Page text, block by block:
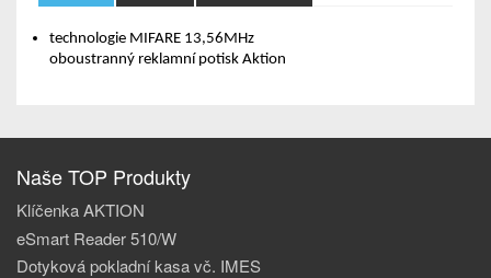
technologie MIFARE 13,56MHz
oboustranný reklamní potisk Aktion
Naše TOP Produkty
Klíčenka AKTION
eSmart Reader 510/W
Dotyková pokladní kasa vč. IMES